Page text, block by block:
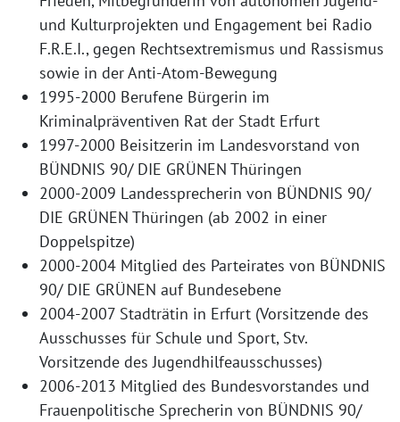
und Kulturprojekten und Engagement bei Radio
F.R.E.I., gegen Rechtsextremismus und Rassismus
sowie in der Anti-Atom-Bewegung
1995-2000 Berufene Bürgerin im
Kriminalpräventiven Rat der Stadt Erfurt
1997-2000 Beisitzerin im Landesvorstand von
BÜNDNIS 90/ DIE GRÜNEN Thüringen
2000-2009 Landessprecherin von BÜNDNIS 90/
DIE GRÜNEN Thüringen (ab 2002 in einer
Doppelspitze)
2000-2004 Mitglied des Parteirates von BÜNDNIS
90/ DIE GRÜNEN auf Bundesebene
2004-2007 Stadträtin in Erfurt (Vorsitzende des
Ausschusses für Schule und Sport, Stv.
Vorsitzende des Jugendhilfeausschusses)
2006-2013 Mitglied des Bundesvorstandes und
Frauenpolitische Sprecherin von BÜNDNIS 90/